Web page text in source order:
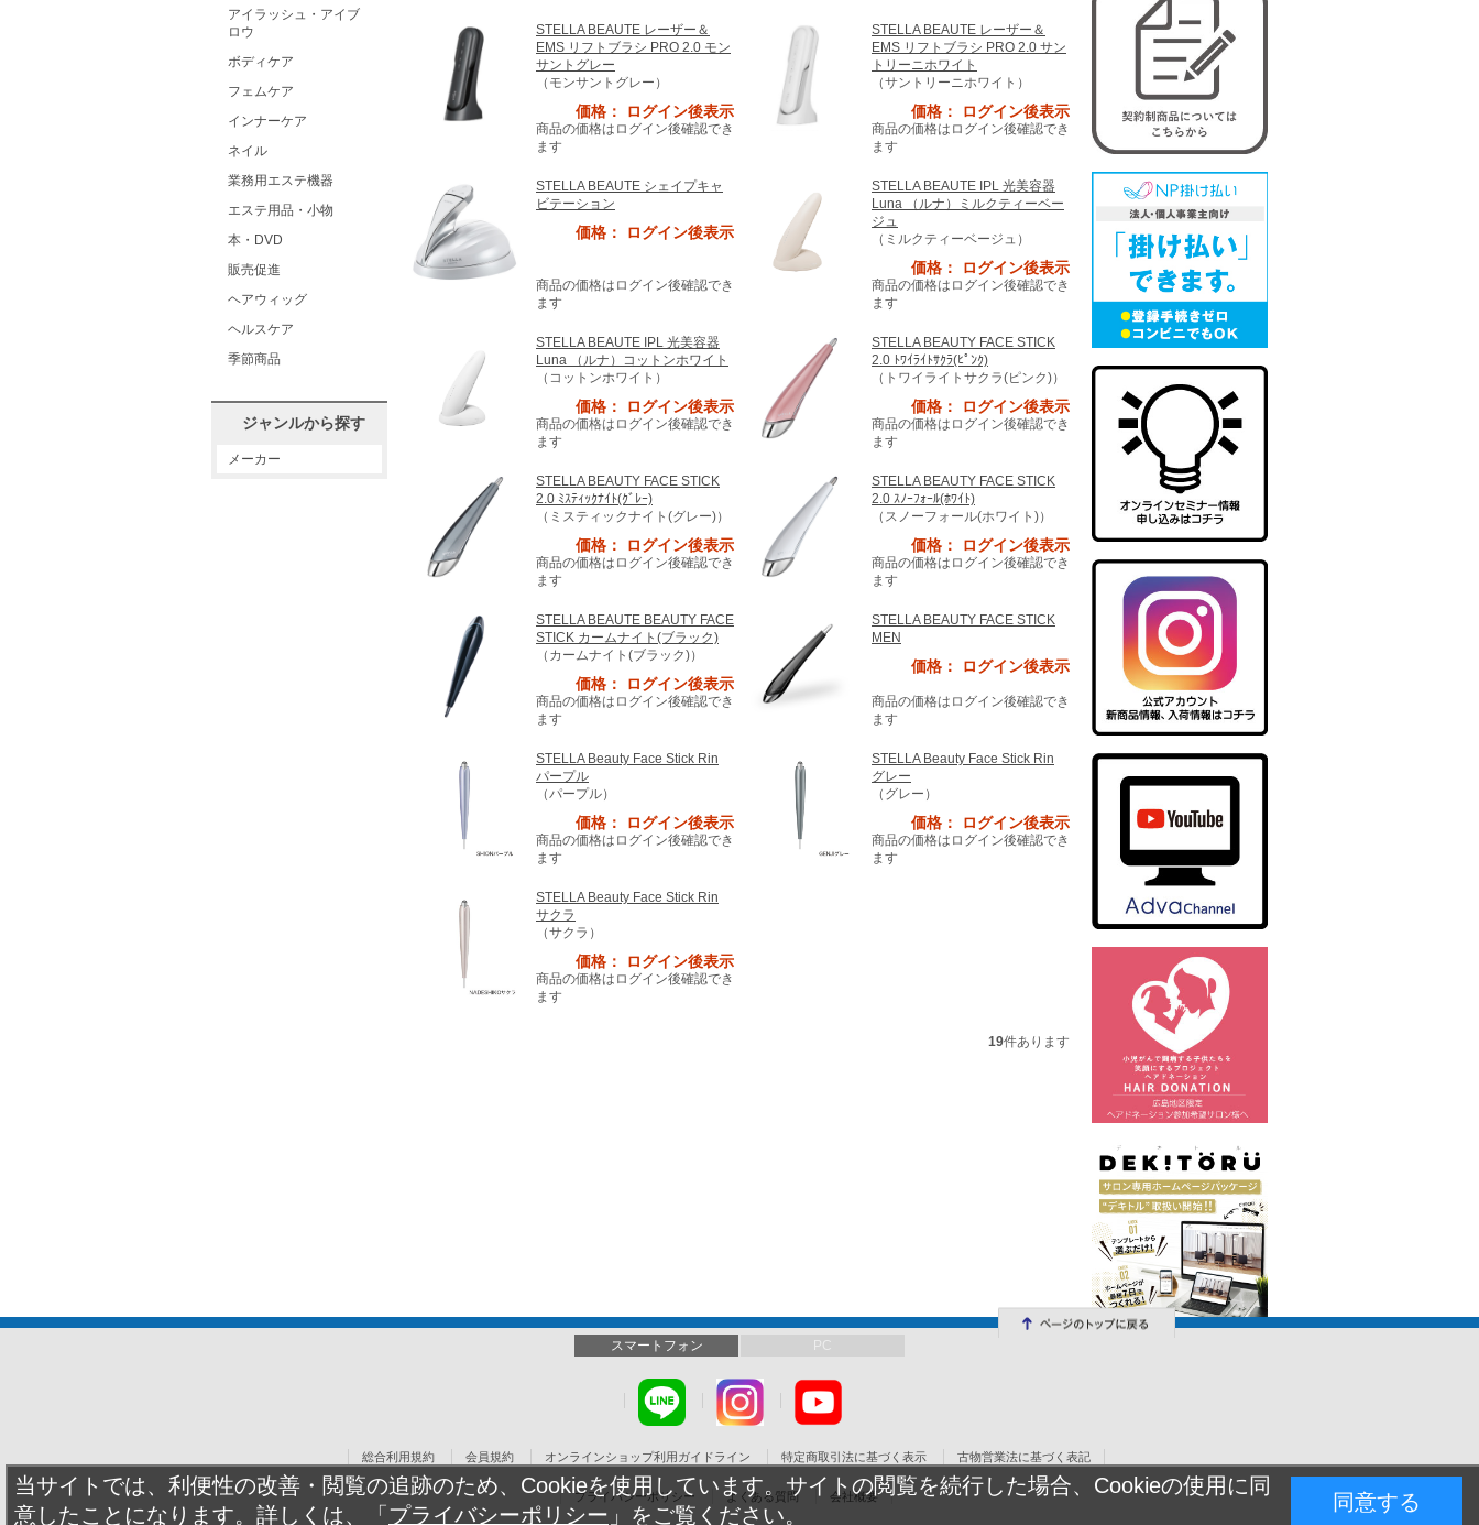
STELLA BEAUTE レーザー＆
EMS リフトブラシ PRO 2.0 モン
サントグレー
（モンサントグレー）
価格： ログイン後表示
商品の価格はログイン後確認でき
ます
STELLA BEAUTE レーザー＆
EMS リフトブラシ PRO 2.0 サン
トリーニホワイト
（サントリーニホワイト）
価格： ログイン後表示
商品の価格はログイン後確認でき
ます
STELLA BEAUTE シェイプキャ
ビテーション
価格： ログイン後表示
商品の価格はログイン後確認でき
ます
STELLA BEAUTE IPL 光美容器
Luna （ルナ）ミルクティーベー
ジュ
（ミルクティーベージュ）
価格： ログイン後表示
商品の価格はログイン後確認でき
ます
STELLA BEAUTE IPL 光美容器
Luna （ルナ）コットンホワイト
（コットンホワイト）
価格： ログイン後表示
商品の価格はログイン後確認でき
ます
STELLA BEAUTY FACE STICK
2.0 ﾄﾜｲﾗｲﾄｻｸﾗ(ﾋﾟﾝｸ)
（トワイライトサクラ(ピンク)）
価格： ログイン後表示
商品の価格はログイン後確認でき
ます
STELLA BEAUTY FACE STICK
2.0 ﾐｽﾃｨｯｸﾅｲﾄ(ｸﾞﾚｰ)
（ミスティックナイト(グレー)）
価格： ログイン後表示
商品の価格はログイン後確認でき
ます
STELLA BEAUTY FACE STICK
2.0 ｽﾉｰﾌｫｰﾙ(ﾎﾜｲﾄ)
（スノーフォール(ホワイト)）
価格： ログイン後表示
商品の価格はログイン後確認でき
ます
STELLA BEAUTE BEAUTY FACE
STICK カームナイト(ブラック)
（カームナイト(ブラック)）
価格： ログイン後表示
商品の価格はログイン後確認でき
ます
STELLA BEAUTY FACE STICK
MEN
価格： ログイン後表示
商品の価格はログイン後確認でき
ます
STELLA Beauty Face Stick Rin
パープル
（パープル）
価格： ログイン後表示
商品の価格はログイン後確認でき
ます
STELLA Beauty Face Stick Rin
グレー
（グレー）
価格： ログイン後表示
商品の価格はログイン後確認でき
ます
STELLA Beauty Face Stick Rin
サクラ
（サクラ）
価格： ログイン後表示
商品の価格はログイン後確認でき
ます
19件あります
アイラッシュ・アイブ
ロウ
ボディケア
フェムケア
インナーケア
ネイル
業務用エステ機器
エステ用品・小物
本・DVD
販売促進
ヘアウィッグ
ヘルスケア
季節商品
ジャンルから探す
メーカー
スマートフォン PC
総合利用規約 会員規約 オンラインショップ利用ガイドライン 特定商取引法に基づく表示 古物営業法に基づく表記
プライバシーポリシー よくある質問 会社概要
当サイトでは、利便性の改善・閲覧の追跡のため、Cookieを使用しています。サイトの閲覧を続行した場合、Cookieの使用に同
意したことになります。詳しくは、「 プライバシーポリシー 」をご覧ください。
同意する